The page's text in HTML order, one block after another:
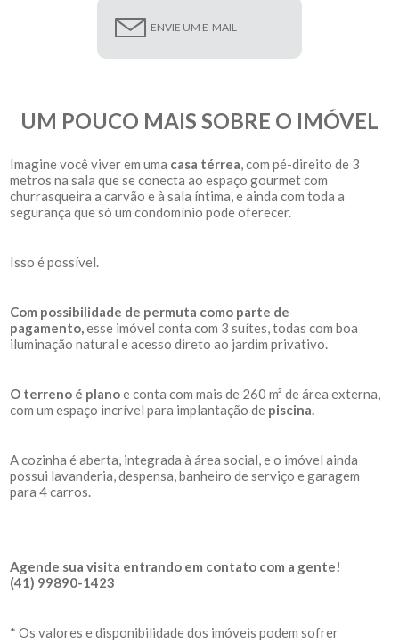
ENVIE UM E-MAIL
UM POUCO MAIS SOBRE O IMÓVEL
Imagine você viver em uma casa térrea, com pé-direito de 3
metros na sala que se conecta ao espaço gourmet com
churrasqueira a carvão e à sala íntima, e ainda com toda a
segurança que só um condomínio pode oferecer.
Isso é possível.
Com possibilidade de permuta como parte de
pagamento,esse imóvel conta com 3 suítes, todas com boa
iluminação natural e acesso direto ao jardim privativo.
O terreno é planoe conta com mais de 260 m² de área externa,
com um espaço incrível para implantação de piscina.
A cozinha é aberta, integrada à área social, e o imóvel ainda
possui lavanderia, despensa, banheiro de serviço e garagem
para 4 carros.
Agende sua visita entrando em contato com a gente!
(41) 99890-1423
* Os valores e disponibilidade dos imóveis podem sofrer